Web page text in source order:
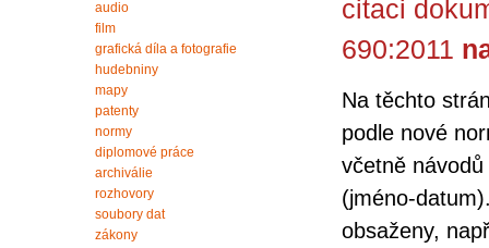
audio
film
grafická díla a fotografie
hudebniny
mapy
patenty
normy
diplomové práce
archiválie
rozhovory
soubory dat
zákony
citaci
690:2011
Na těchto
podle nové
včetně
(jméno-
obsaženy,